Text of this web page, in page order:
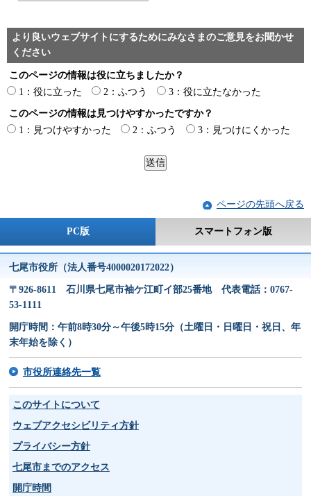
より良いウェブサイトにするためにみなさまのご意見をお聞かせ
ください
このページの情報は役に立ちましたか？
1：役に立った
2：ふつう 3：役に立たなかった
このページの情報は見つけやすかったですか？
1：見つけやすかった
2：ふつう 3：見つけにくかった
ページの先頭へ戻る
PC版 スマートフォン版
七尾市役所（法人番号4000020172022）
〒926-8611 石川県七尾市袖ケ江町イ部25番地 代表電話：0767-
53-1111
開庁時間：午前8時30分～午後5時15分（土曜日・日曜日・祝日、年
末年始を除く）
市役所連絡先一覧
このサイトについて
ウェブアクセシビリティ方針
プライバシー方針
七尾市までのアクセス
開庁時間